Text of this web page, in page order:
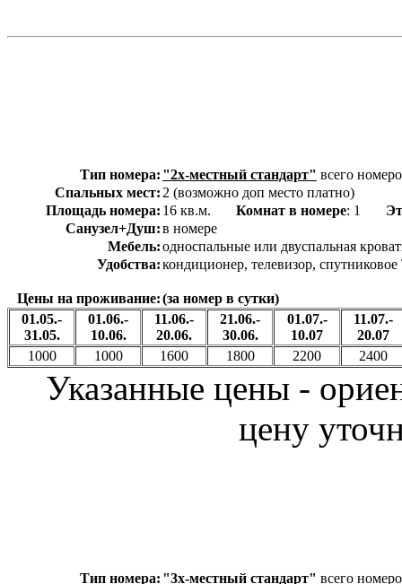
Тип номера: "2х-местный стандарт" всего
Спальных мест: 2 (возможно доп место платно)
Площадь номера: 16 кв.м. Комнат в номере: 1
Санузел+Душ:в номере
Мебель:односпальные или двуспальная
Удобства:кондиционер, телевизор,
Цены на проживание:(за номер в сутки)
01.05.-
31.05.
01.06.-
10.06.
11.06.-
20.06.
21.06.-
30.06.
01.07.-
10.07
11.07.-
20.07
1000
1000 1600 1800 2200 2400
Указанные цены -
цену
Тип номера: "3х-местный стандарт" всего